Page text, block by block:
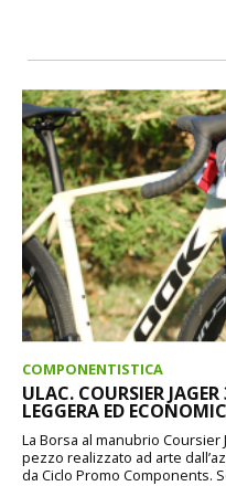
COMPONENTISTICA
ULAC. COURSIER
LEGGERA ED
La Borsa al manubrio Coursier
pezzo realizzato ad arte
da Ciclo Promo Components.